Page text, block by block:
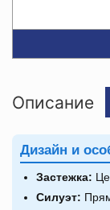
Описание
Дизайн и
Застежка:
Силуэт: